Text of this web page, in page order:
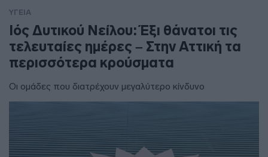
ΥΓΕΙΑ
Ιός Δυτικού Νείλου: Έξι θάνατοι τις
τελευταίες ημέρες – Στην Αττική τα
περισσότερα κρούσματα
Οι ομάδες που διατρέχουν μεγαλύτερο κίνδυνο